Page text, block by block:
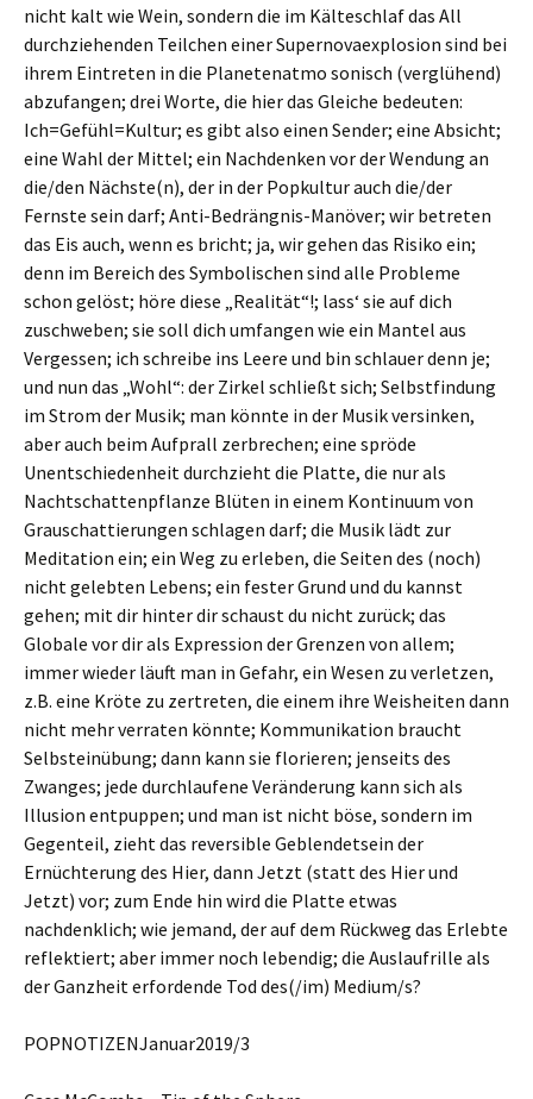
nicht kalt wie Wein, sondern die im Kälteschlaf das All
durchziehenden Teilchen einer Supernovaexplosion sind bei
ihrem Eintreten in die Planetenatmo sonisch (verglühend)
abzufangen; drei Worte, die hier das Gleiche bedeuten:
Ich=Gefühl=Kultur; es gibt also einen Sender; eine Absicht;
eine Wahl der Mittel; ein Nachdenken vor der Wendung an
die/den Nächste(n), der in der Popkultur auch die/der
Fernste sein darf; Anti-Bedrängnis-Manöver; wir betreten
das Eis auch, wenn es bricht; ja, wir gehen das Risiko ein;
denn im Bereich des Symbolischen sind alle Probleme
schon gelöst; höre diese „Realität“!; lass‘ sie auf dich
zuschweben; sie soll dich umfangen wie ein Mantel aus
Vergessen; ich schreibe ins Leere und bin schlauer denn je;
und nun das „Wohl“: der Zirkel schließt sich; Selbstfindung
im Strom der Musik; man könnte in der Musik versinken,
aber auch beim Aufprall zerbrechen; eine spröde
Unentschiedenheit durchzieht die Platte, die nur als
Nachtschattenpflanze Blüten in einem Kontinuum von
Grauschattierungen schlagen darf; die Musik lädt zur
Meditation ein; ein Weg zu erleben, die Seiten des (noch)
nicht gelebten Lebens; ein fester Grund und du kannst
gehen; mit dir hinter dir schaust du nicht zurück; das
Globale vor dir als Expression der Grenzen von allem;
immer wieder läuft man in Gefahr, ein Wesen zu verletzen,
z.B. eine Kröte zu zertreten, die einem ihre Weisheiten dann
nicht mehr verraten könnte; Kommunikation braucht
Selbsteinübung; dann kann sie florieren; jenseits des
Zwanges; jede durchlaufene Veränderung kann sich als
Illusion entpuppen; und man ist nicht böse, sondern im
Gegenteil, zieht das reversible Geblendetsein der
Ernüchterung des Hier, dann Jetzt (statt des Hier und
Jetzt) vor; zum Ende hin wird die Platte etwas
nachdenklich; wie jemand, der auf dem Rückweg das Erlebte
reflektiert; aber immer noch lebendig; die Auslaufrille als
der Ganzheit erfordende Tod des(/im) Medium/s?
POPNOTIZENJanuar2019/3